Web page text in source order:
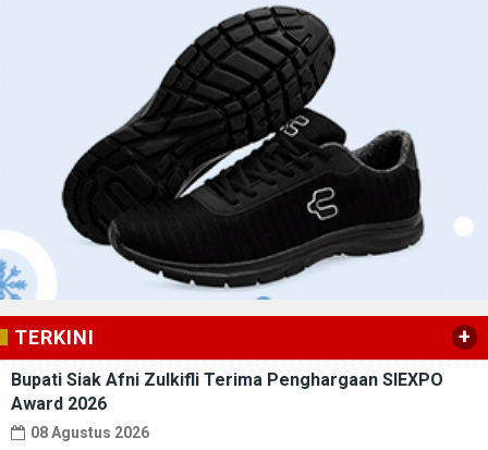
TERKINI +
Bupati Siak Afni Zulkifli Terima Penghargaan SIEXPO
Award 2026
08 Agustus 2026